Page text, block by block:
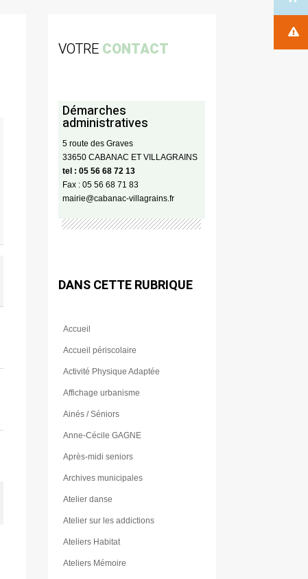
VOTRE CONTACT
Démarches
administratives
5 route des Graves
33650 CABANAC ET VILLAGRAINS
tel : 05 56 68 72 13
Fax : 05 56 68 71 83
mairie@cabanac-villagrains.fr
DANS CETTE RUBRIQUE
Accueil
Accueil périscolaire
Activité Physique Adaptée
Affichage urbanisme
Ainés / Séniors
Anne-Cécile GAGNE
Après-midi seniors
Archives municipales
Atelier danse
Atelier sur les addictions
Ateliers Habitat
Ateliers Mémoire